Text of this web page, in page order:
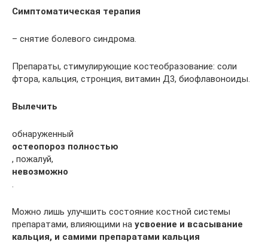
Симптоматическая терапия
– снятие болевого синдрома.
Препараты, стимулирующие костеобразование: соли
фтора, кальция, стронция, витамин Д3, биофлавоноиды.
Вылечить
обнаруженный
остеопороз полностью
, пожалуй,
невозможно
.
Можно лишь улучшить состояние костной системы
препаратами, влияющими на усвоение и всасывание
кальция, и самими препаратами кальция